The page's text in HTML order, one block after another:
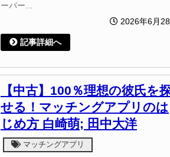
ーパー...
2026年6月
記事詳細へ
【中古】100％理想の彼氏を
せる！マッチングアプリのは
じめ方 白崎萌; 田中大洋
マッチングアプリ